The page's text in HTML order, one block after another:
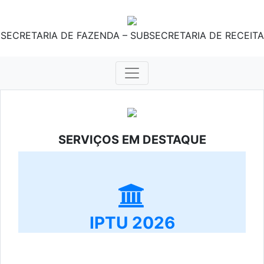
SECRETARIA DE FAZENDA – SUBSECRETARIA DE RECEITA
SERVIÇOS EM DESTAQUE
IPTU 2026